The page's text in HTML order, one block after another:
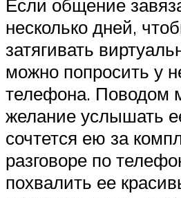
Если общение
несколько дней,
затягивать
можно попросить у
телефона. Поводом
желание услышать
сочтется ею за
разговоре по
похвалить ее